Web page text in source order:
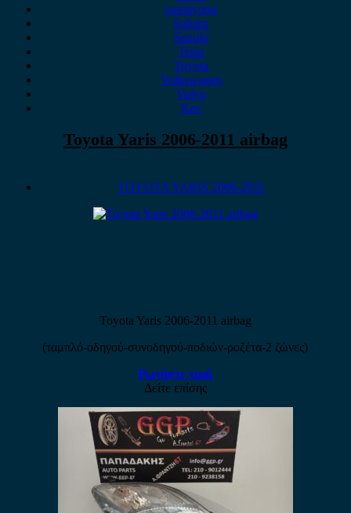
ssangyong
Subaru
Suzuki
Tesla
Toyota
Volkswagen
Volvo
Xev
Toyota Yaris 2006-2011 airbag
TOYOTA YARIS 2006-2011
Toyota Yaris 2006-2011 airbag
(ταμπλό-οδηγού-συνοδηγού-ποδιών-ροζέτα-2 ζώνες)
Ρωτήστε τιμή
Δείτε επίσης